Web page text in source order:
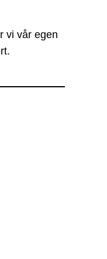
vi vår egen